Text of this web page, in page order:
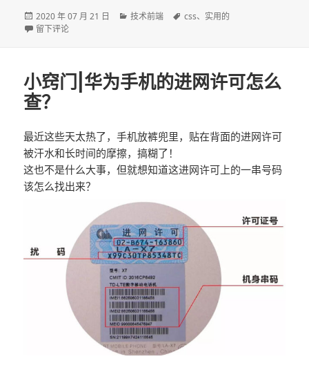
发
布
2020 年 07 月 21 日
分
技术前端
标
css、 实用的
于[分享]My favorite CSS hack
留下评论
小窍门|华为手机的进网许可怎么
查？
最近这些天太热了，手机放裤兜里，贴在背面的进网许可
被汗水和长时间的摩擦，搞糊了！
这也不是什么大事，但就想知道这进网许可上的一串号码
该怎么找出来？